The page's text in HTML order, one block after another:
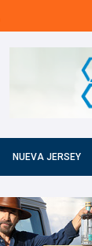
NUEVA JERSEY